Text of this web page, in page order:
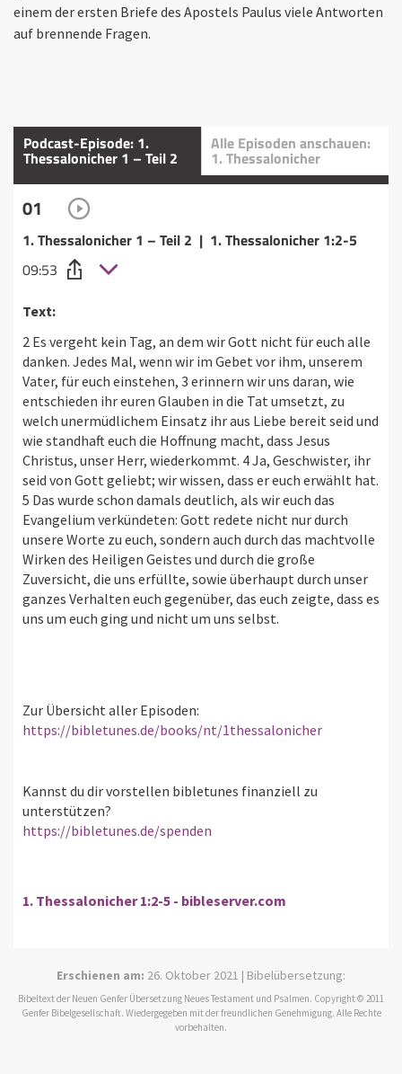
einem der ersten Briefe des Apostels Paulus viele Antworten
auf brennende Fragen.
Podcast-Episode: 1.
Thessalonicher 1 – Teil 2
Alle Episoden anschauen:
1. Thessalonicher
01
1. Thessalonicher 1 – Teil 2 | 1. Thessalonicher 1:2-5
09:53
Text:
2 Es vergeht kein Tag, an dem wir Gott nicht für euch alle
danken. Jedes Mal, wenn wir im Gebet vor ihm, unserem
Vater, für euch einstehen, 3 erinnern wir uns daran, wie
entschieden ihr euren Glauben in die Tat umsetzt, zu
welch unermüdlichem Einsatz ihr aus Liebe bereit seid und
wie standhaft euch die Hoffnung macht, dass Jesus
Christus, unser Herr, wiederkommt. 4 Ja, Geschwister, ihr
seid von Gott geliebt; wir wissen, dass er euch erwählt hat.
5 Das wurde schon damals deutlich, als wir euch das
Evangelium verkündeten: Gott redete nicht nur durch
unsere Worte zu euch, sondern auch durch das machtvolle
Wirken des Heiligen Geistes und durch die große
Zuversicht, die uns erfüllte, sowie überhaupt durch unser
ganzes Verhalten euch gegenüber, das euch zeigte, dass es
uns um euch ging und nicht um uns selbst.
Zur Übersicht aller Episoden:
https://bibletunes.de/books/nt/1thessalonicher
Kannst du dir vorstellen bibletunes finanziell zu
unterstützen?
https://bibletunes.de/spenden
1. Thessalonicher 1:2-5 - bibleserver.com
Erschienen am: 26. Oktober 2021 | Bibelübersetzung:
Bibeltext der Neuen Genfer Übersetzung Neues Testament und Psalmen. Copyright © 2011
Genfer Bibelgesellschaft. Wiedergegeben mit der freundlichen Genehmigung. Alle Rechte
vorbehalten.